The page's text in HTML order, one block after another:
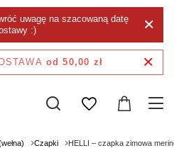
uwagę na szacowaną datę
:)
od 50,00 zł
Czapki HELLI – czapka zimowa